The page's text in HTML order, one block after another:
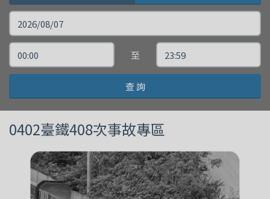
乘
發
間
至
發
間
查 詢
0402臺鐵408次事故專區